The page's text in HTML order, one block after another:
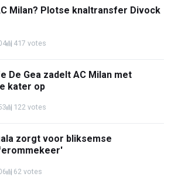
Milan? Plotse knaltransfer Divock
417 votes
De Gea zadelt AC Milan met
kater op
122 votes
zorgt voor bliksemse
62 votes